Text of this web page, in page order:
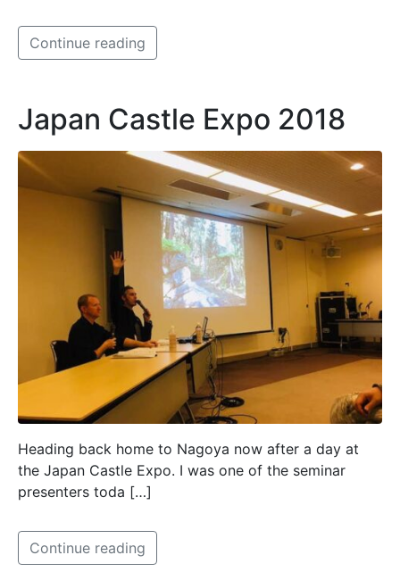
Continue reading
Japan Castle Expo 2018
Heading back home to Nagoya now after a day at
the Japan Castle Expo. I was one of the seminar
presenters toda […]
Continue reading